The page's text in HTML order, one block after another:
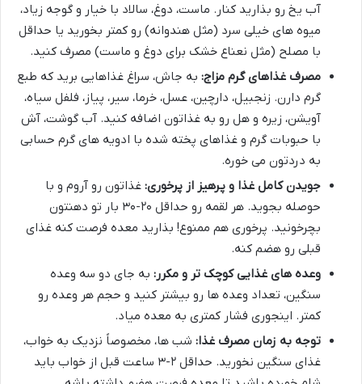
آب یخ رو بذارید کنار. ماست، دوغ، سالاد با خیار و گوجه زیاد،
میوه های خیلی سرد (مثل هندوانه) رو کمتر بخورید یا حداقل
با مصلح (مثل نعناع خشک برای دوغ و ماست) مصرف کنید.
مصرف غذاهای گرم مزاج: به جاش، سراغ غذاهایی برید که طبع
گرم دارن. زنجبیل، دارچین، عسل، خرما، سیر، پیاز، فلفل سیاه،
آویشن، زیره و هل رو به غذاتون اضافه کنید. آب گوشت، آش
با حبوبات گرم و غذاهای پخته شده با ادویه های گرم حسابی
به دردتون می خوره.
جویدن کامل غذا و پرهیز از پرخوری: غذاتون رو آروم و با
حوصله بجوید. هر لقمه رو حداقل ۲۰-۳۰ بار تو دهنتون
بچرخونید. پرخوری هم ممنوع! بذارید معده فرصت کنه غذای
قبلی رو هضم کنه.
وعده های غذایی کوچک تر و مکرر: به جای دو سه وعده
سنگین، تعداد وعده ها رو بیشتر کنید و حجم هر وعده رو
کمتر. اینجوری فشار کمتری به معده میاد.
توجه به زمان مصرف غذا: شب ها، مخصوصاً نزدیک به خواب،
غذای سنگین نخورید. حداقل ۲-۳ ساعت قبل از خواب باید